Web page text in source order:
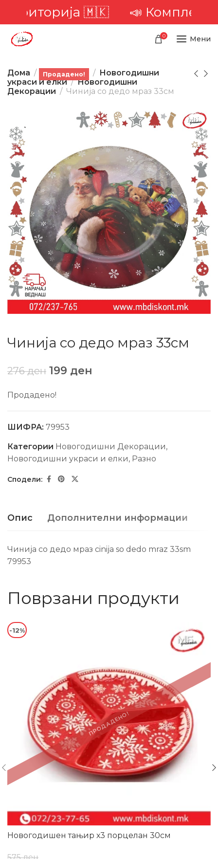
🇲🇰 📣 Комплетна
0 Мени
Дома Производи
Новогодишни
украси и елки
Новогодишни
Декорации
Чинија со дедо мраз 33см
Продадено!
Чинија со дедо мраз 33см
276ден 199 ден
Продадено!
ШИФРА: 79953
Категории Новогодишни Декорации,
Новогодишни украси и елки, Разно
Опис Дополнителни информации
Чинија со дедо мраз cinija so dedo mraz 33sm
79953
Поврзани продукти
ПРОДАДЕНО!
-12%
Новогодишен тањир х3 порцелан 30см